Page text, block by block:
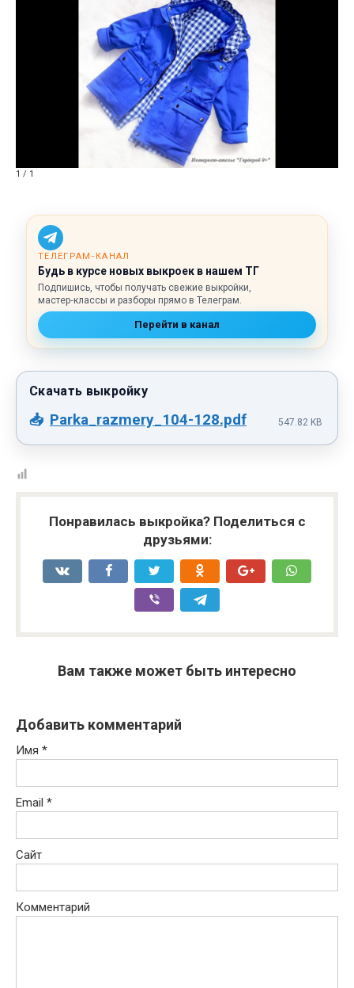
1 / 1
ТЕЛЕГРАМ‑КАНАЛ
Будь в курсе новых выкроек в нашем ТГ
Подпишись, чтобы получать свежие выкройки,
мастер‑классы и разборы прямо в Телеграм.
Перейти в канал
Parka_razmery_104-128.pdf 547.82 KB
Понравилась выкройка? Поделиться с
друзьями:
Вам также может быть интересно
Добавить комментарий
Имя *
Email *
Сайт
Комментарий